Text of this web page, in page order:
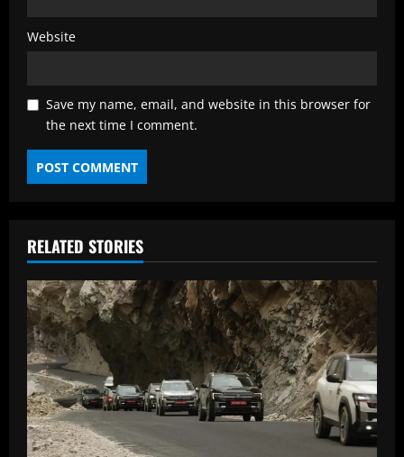
Website
Save my name, email, and website in this browser for
the next time I comment.
RELATED STORIES